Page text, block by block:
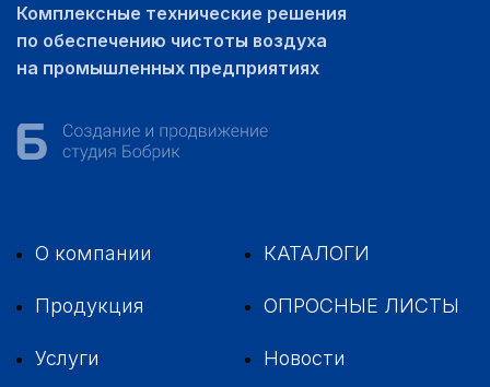
Комплексные технические решения
по обеспечению чистоты воздуха
на промышленных предприятиях
О компании
Продукция
Услуги
КАТАЛОГИ
ОПРОСНЫЕ ЛИСТЫ
Новости